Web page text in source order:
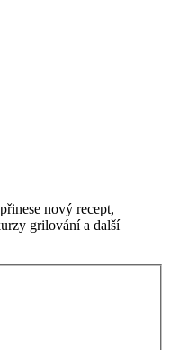
nový recept,
grilování a další